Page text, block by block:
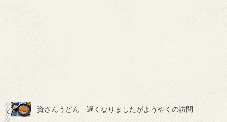
資さんうどん 遅くなりましたがようやくの訪問